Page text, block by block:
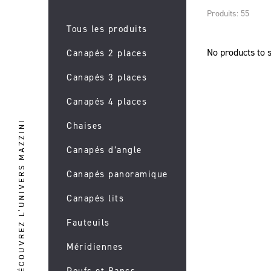
DÉCOUVREZ L’UNIVERS MAZZINI
Tous les produits
Canapés 2 places
Canapés 3 places
Canapés 4 places
Chaises
Canapés d’angle
Canapés panoramique
Canapés lits
Fauteuils
Méridiennes
Produits: 55
No products to